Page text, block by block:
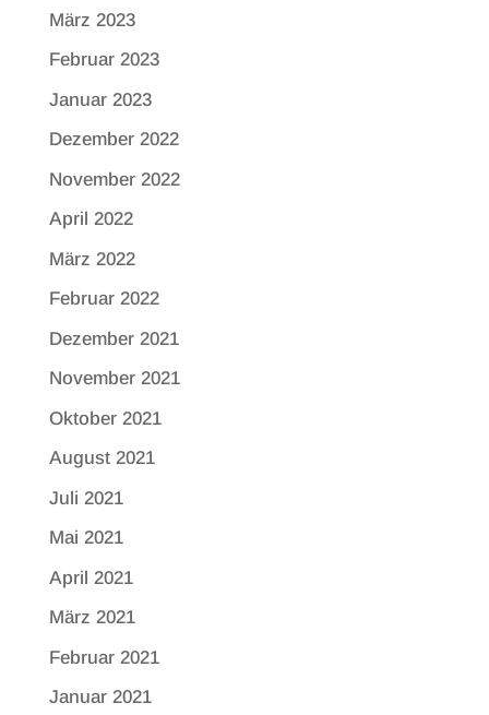
März 2023
Februar 2023
Januar 2023
Dezember 2022
November 2022
April 2022
März 2022
Februar 2022
Dezember 2021
November 2021
Oktober 2021
August 2021
Juli 2021
Mai 2021
April 2021
März 2021
Februar 2021
Januar 2021